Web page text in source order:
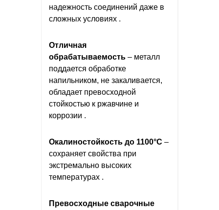
надежность соединений даже в
сложных условиях .
Отличная
обрабатываемость – металл
поддается обработке
напильником, не закаливается,
обладает превосходной
стойкостью к ржавчине и
коррозии .
Окалиностойкость до 1100°C –
сохраняет свойства при
экстремально высоких
температурах .
Превосходные сварочные